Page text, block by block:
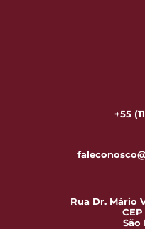
+55
Rua Dr. Mário
São